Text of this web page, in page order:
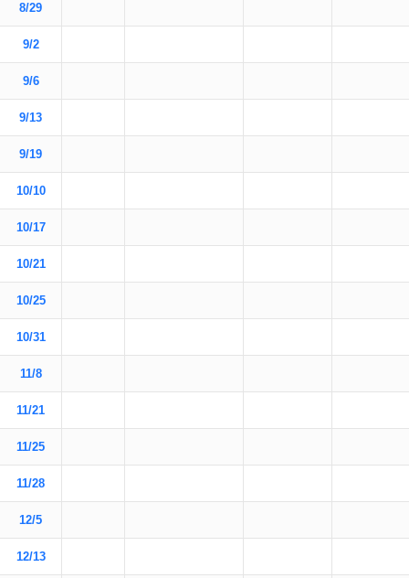
8/29
9/2
9/6
9/13
9/19
10/10
10/17
10/21
10/25
10/31
11/8
11/21
11/25
11/28
12/5
12/13